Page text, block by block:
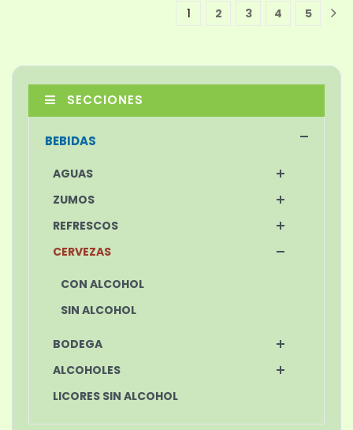
11 2 3 4 5
SECCIONES
BEBIDAS
AGUAS
ZUMOS
REFRESCOS
CERVEZAS
CON ALCOHOL
SIN ALCOHOL
BODEGA
ALCOHOLES
LICORES SIN ALCOHOL